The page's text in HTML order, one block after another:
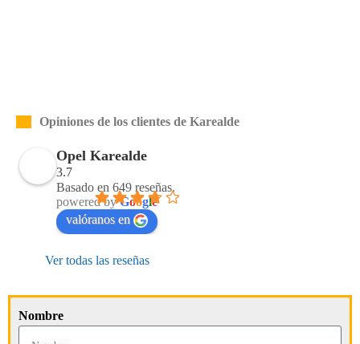
Opiniones de los clientes de Karealde
Opel Karealde
3.7
Basado en 649 reseñas.
powered byGoogle
valóranos en
Ver todas las reseñas
Nombre